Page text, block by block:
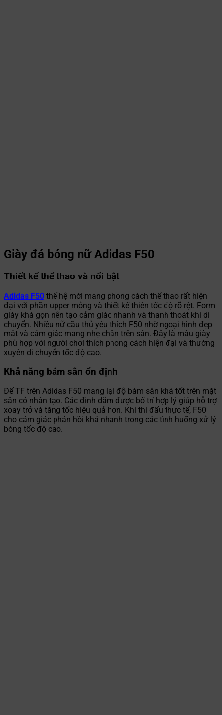
Giày đá bóng nữ Adidas F50
Thiết kế thể thao và nổi bật
Adidas F50 thế hệ mới mang phong cách thể thao rất hiện
đại với phần upper mỏng và thiết kế thiên tốc độ rõ rệt. Form
giày khá gọn nên tạo cảm giác nhanh và thanh thoát khi di
chuyển. Nhiều nữ cầu thủ yêu thích F50 nhờ ngoại hình đẹp
mắt và cảm giác mang nhẹ chân trên sân. Đây là mẫu giày
phù hợp với người chơi thích phong cách hiện đại và thường
xuyên di chuyển tốc độ cao.
Khả năng bám sân ổn định
Đế TF trên Adidas F50 mang lại độ bám sân khá tốt trên mặt
sân cỏ nhân tạo. Các đinh dăm được bố trí hợp lý giúp hỗ trợ
xoay trở và tăng tốc hiệu quả hơn. Khi thi đấu thực tế, F50
cho cảm giác phản hồi khá nhanh trong các tình huống xử lý
bóng tốc độ cao.